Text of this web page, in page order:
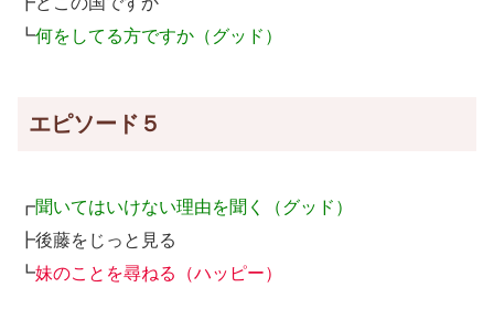
┗何をしてる方ですか（グッド）
エピソード５
┏聞いてはいけない理由を聞く（グッド）
┣後藤をじっと見る
┗妹のことを尋ねる（ハッピー）